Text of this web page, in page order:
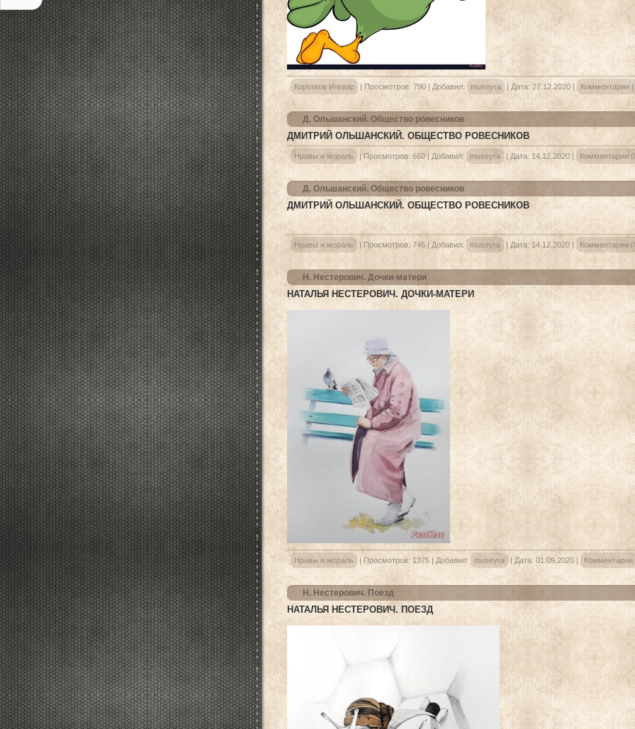
Коротков Ингвар Просмотров: 790| Добавил: museyra Дата: 27.12.2020 Комментарии
Д. Ольшанский. Общество ровесников
ДМИТРИЙ ОЛЬШАНСКИЙ. ОБЩЕСТВО РОВЕСНИКОВ
Нравы и мораль |Просмотров: 660| Добавил: museyra | Дата: 14.12.2020 | Комментарии
Д. Ольшанский. Общество ровесников
ДМИТРИЙ ОЛЬШАНСКИЙ. ОБЩЕСТВО РОВЕСНИКОВ
Нравы и мораль | Просмотров: 746| Добавил: museyra | Дата: 14.12.2020 | Комментарии
Н. Нестерович. Дочки-матери
НАТАЛЬЯ НЕСТЕРОВИЧ. ДОЧКИ-МАТЕРИ
Нравы и мораль | Просмотров: 1375| Добавил: museyra | Дата: 01.09.2020 | Комментарии
Н. Нестерович. Поезд
НАТАЛЬЯ НЕСТЕРОВИЧ. ПОЕЗД